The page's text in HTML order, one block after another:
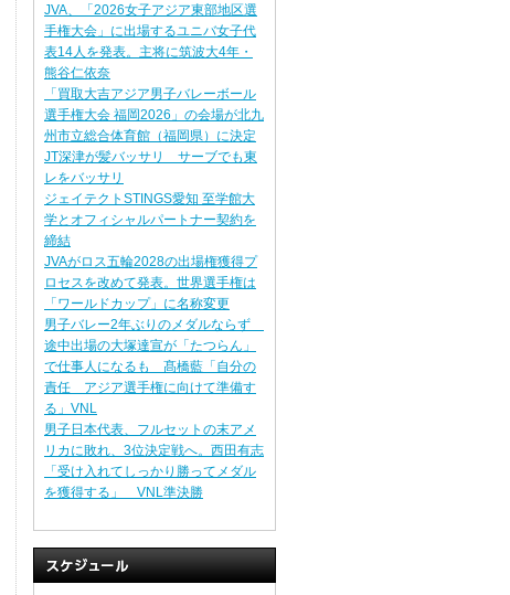
JVA、「2026女子アジア東部地区選
手権大会」に出場するユニバ女子代
表14人を発表。主将に筑波大4年・
熊谷仁依奈
「買取大吉アジア男子バレーボール
選手権大会 福岡2026」の会場が北九
州市立総合体育館（福岡県）に決定
JT深津が髪バッサリ サーブでも東
レをバッサリ
ジェイテクトSTINGS愛知 至学館大
学とオフィシャルパートナー契約を
締結
JVAがロス五輪2028の出場権獲得プ
ロセスを改めて発表。世界選手権は
「ワールドカップ」に名称変更
男子バレー2年ぶりのメダルならず
途中出場の大塚達宣が「たつらん」
で仕事人になるも 髙橋藍「自分の
責任 アジア選手権に向けて準備す
る」VNL
男子日本代表、フルセットの末アメ
リカに敗れ、3位決定戦へ。西田有志
「受け入れてしっかり勝ってメダル
を獲得する」 VNL準決勝